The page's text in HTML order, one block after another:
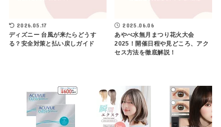
2026.05.17
ディズニー 台風が来たらどうす
る？安全対策と払い戻しガイド
2025.06.06
あやべ水無月まつり花火大会
2025！開催日程や見どころ、アク
セス方法を徹底解説！